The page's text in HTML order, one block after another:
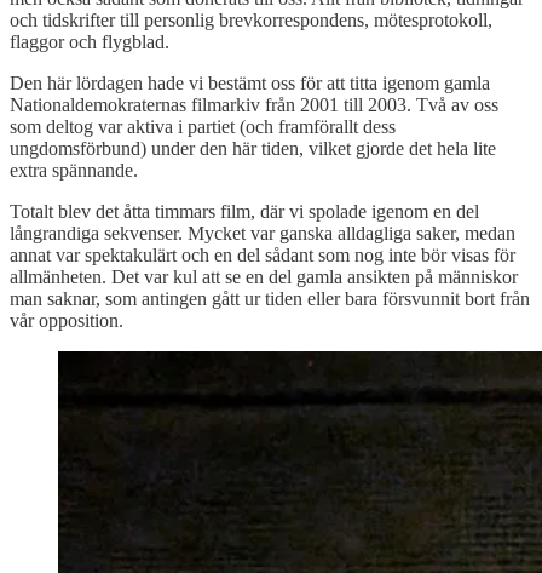
och tidskrifter till personlig brevkorrespondens, mötesprotokoll,
flaggor och flygblad.
Den här lördagen hade vi bestämt oss för att titta igenom gamla
Nationaldemokraternas filmarkiv från 2001 till 2003. Två av oss
som deltog var aktiva i partiet (och framförallt dess
ungdomsförbund) under den här tiden, vilket gjorde det hela lite
extra spännande.
Totalt blev det åtta timmars film, där vi spolade igenom en del
långrandiga sekvenser. Mycket var ganska alldagliga saker, medan
annat var spektakulärt och en del sådant som nog inte bör visas för
allmänheten. Det var kul att se en del gamla ansikten på människor
man saknar, som antingen gått ur tiden eller bara försvunnit bort från
vår opposition.